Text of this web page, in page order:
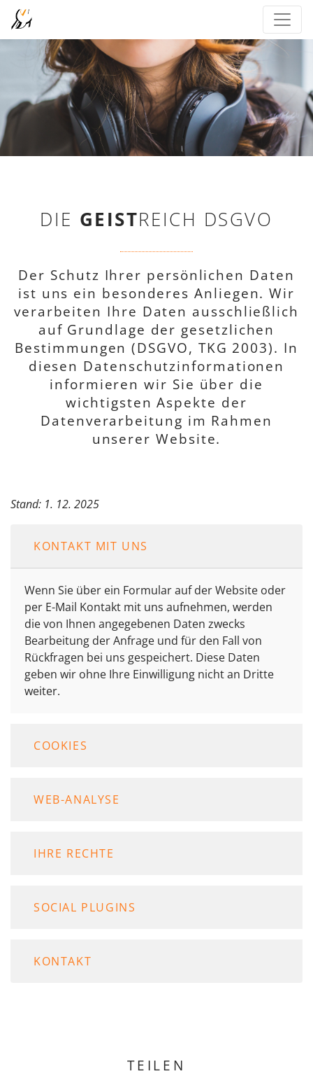
DIE GEISTREICH DSGVO
Der Schutz Ihrer persönlichen Daten
ist uns ein besonderes Anliegen. Wir
verarbeiten Ihre Daten ausschließlich
auf Grundlage der gesetzlichen
Bestimmungen (DSGVO, TKG 2003). In
diesen Datenschutzinformationen
informieren wir Sie über die
wichtigsten Aspekte der
Datenverarbeitung im Rahmen
unserer Website.
Stand: 1. 12. 2025
KONTAKT MIT UNS
Wenn Sie über ein Formular auf der Website oder
per E-Mail Kontakt mit uns aufnehmen, werden
die von Ihnen angegebenen Daten zwecks
Bearbeitung der Anfrage und für den Fall von
Rückfragen bei uns gespeichert. Diese Daten
geben wir ohne Ihre Einwilligung nicht an Dritte
weiter.
COOKIES
WEB-ANALYSE
IHRE RECHTE
SOCIAL PLUGINS
KONTAKT
TEILEN